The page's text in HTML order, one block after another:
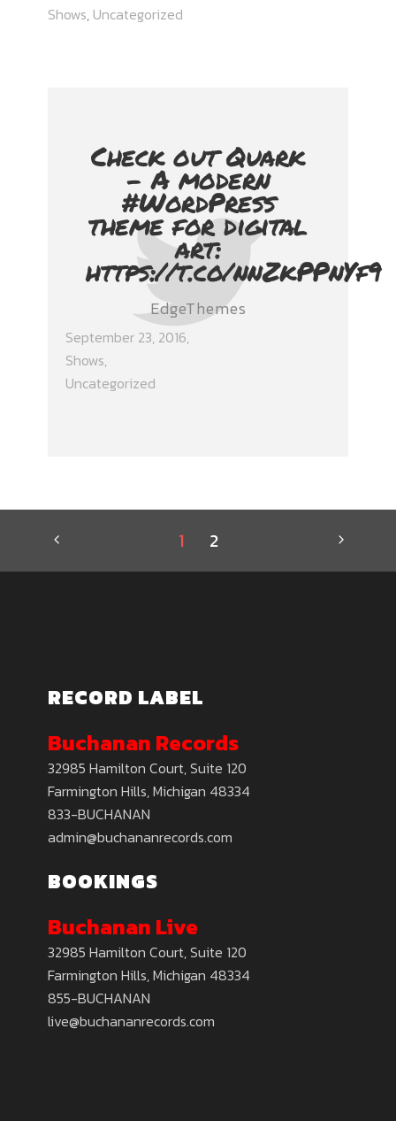
Shows, Uncategorized
Check out Quark
- A modern
#WordPress
theme for digital
art:
https://t.co/nnZkPPnYf9
EdgeThemes
September 23, 2016
Shows,
Uncategorized
1 2
RECORD LABEL
Buchanan Records
32985 Hamilton Court, Suite 120
Farmington Hills, Michigan 48334
833-BUCHANAN
admin@buchananrecords.com
BOOKINGS
Buchanan Live
32985 Hamilton Court, Suite 120
Farmington Hills, Michigan 48334
855-BUCHANAN
live@buchananrecords.com